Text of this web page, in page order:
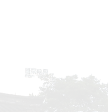
青分别限报20人和40人
（附件 1）纸质版一式六